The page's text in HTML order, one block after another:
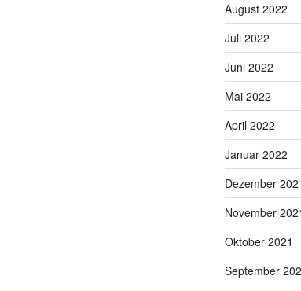
August 2022
Juli 2022
Juni 2022
Mai 2022
April 2022
Januar 2022
Dezember
November
Oktober 2021
September